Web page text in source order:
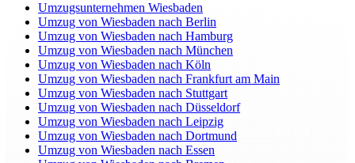
Umzugsunternehmen Wiesbaden
Umzug von Wiesbaden nach Berlin
Umzug von Wiesbaden nach Hamburg
Umzug von Wiesbaden nach München
Umzug von Wiesbaden nach Köln
Umzug von Wiesbaden nach Frankfurt am Main
Umzug von Wiesbaden nach Stuttgart
Umzug von Wiesbaden nach Düsseldorf
Umzug von Wiesbaden nach Leipzig
Umzug von Wiesbaden nach Dortmund
Umzug von Wiesbaden nach Essen